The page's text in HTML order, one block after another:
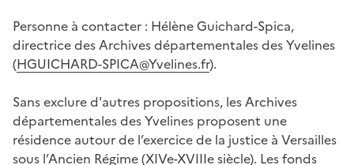
Personne à contacter : Hélène Guichard-Spica,
directrice des Archives départementales des Yvelines
(HGUICHARD-SPICA@Yvelines.fr).
Sans exclure d'autres propositions, les Archives
départementales des Yvelines proposent une
résidence autour de l’exercice de la justice à Versailles
sous l’Ancien Régime (XIVe-XVIIIe siècle). Les fonds